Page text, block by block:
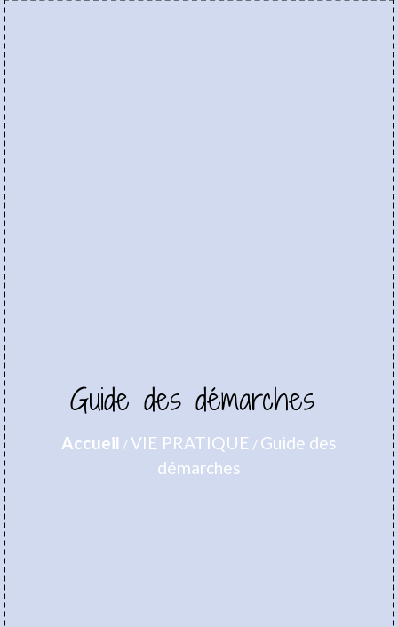
Guide des démarches
Accueil /VIE PRATIQUE / Guide des
démarches